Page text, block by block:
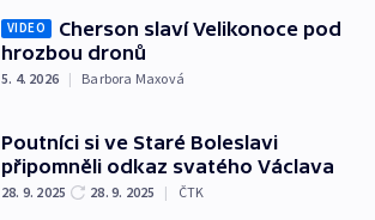
VIDEO
Cherson slaví Velikonoce pod
hrozbou dronů
5. 4. 2026 | Barbora Maxová
Poutníci si ve Staré Boleslavi
připomněli odkaz svatého Václava
28. 9. 2025 28. 9. 2025 | ČTK